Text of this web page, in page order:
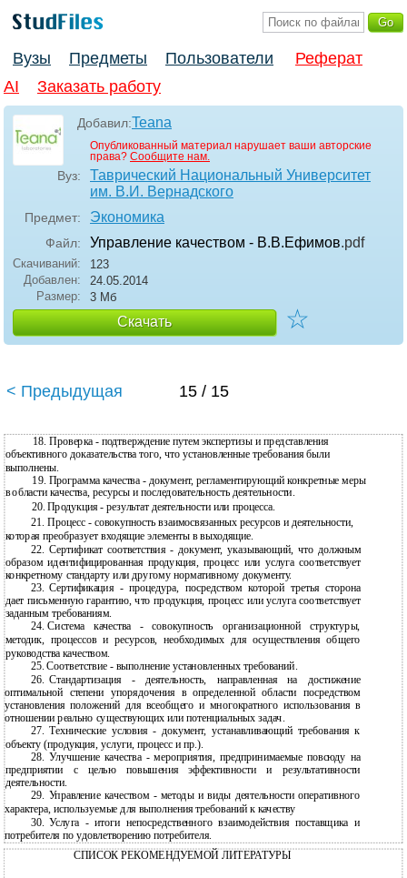
Вузы Предметы Пользователи
Реферат
AI
Заказать работу
Добавил:Teana
Опубликованный материал нарушает ваши авторские
права? Сообщите нам.
Вуз:
Таврический Национальный Университет
им. В.И. Вернадского
Предмет: Экономика
Файл: Управление качеством - В.В.Ефимов.pdf
Скачиваний:
123
Добавлен:
24.05.2014
Размер:
3 Мб
Скачать ☆
< Предыдущая 15 / 15
18. Проверка - подтверждение путем экспертизы и представления
объективного доказательства того, что установленные требования были
выполнены.
19. Программа качества - документ, регламентирующий конкретные меры
вобласти качества, ресурсы и последовательность деятельности.
20. Продукция - результат деятельности или процесса.
21. Процесс - совокупность взаимосвязанных ресурсов и деятельности,
которая преобразует входящие элементы в выходящие.
22. Сертификат соответствия - документ, указывающий, что должным
образом идентифицированная продукция, процесс или услуга соответствует
конкретному стандарту или другому нормативному документу.
23. Сертификация - процедура, посредством которой третья сторона
дает письменную гарантию, что продукция, процесс или услуга соответствует
заданным требованиям.
24. Система качества - совокупность организационной структуры,
методик, процессов и ресурсов, необходимых для осуществления общего
руководства качеством.
25. Соответствие - выполнение установленных требований.
26. Стандартизация - деятельность, направленная на достижение
оптимальной степени упорядочения в определенной области посредством
установления положений для всеобщего и многократного использования в
отношении реально существующих или потенциальных задач.
27. Технические условия - документ, устанавливающий требования к
объекту (продукция, услуги, процесс и пр.).
28. Улучшение качества - мероприятия, предпринимаемые повсюду на
предприятии с целью повышения эффективности и результативности
деятельности.
29. Управление качеством - методы и виды деятельности оперативного
характера, используемые для выполнения требований к качеству
30. Услуга - итоги непосредственного взаимодействия поставщика и
потребителя по удовлетворению потребителя.
СПИСОК РЕКОМЕНДУЕМОЙ ЛИТЕРАТУРЫ